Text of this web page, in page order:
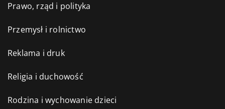
Prawo, rząd i polityka
Przemysł i rolnictwo
Reklama i druk
Religia i duchowość
Rodzina i wychowanie dzieci